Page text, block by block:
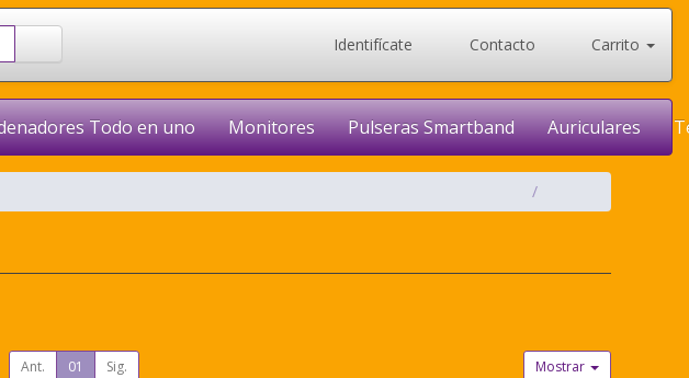
Identifícate Contacto Carrito
Todo en uno Monitores Pulseras Smartband Auriculares
Ant. 01 Sig. Mostrar